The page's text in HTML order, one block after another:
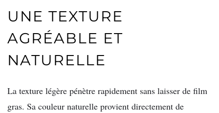
UNE TEXTURE
AGRÉABLE ET
NATURELLE
La texture légère pénètre rapidement sans laisser de film
gras. Sa couleur naturelle provient directement de